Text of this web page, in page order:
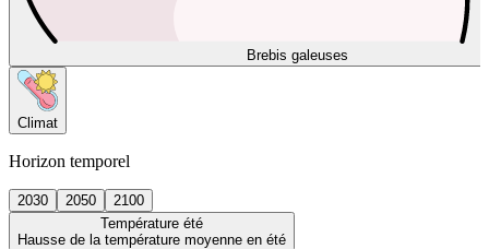
Brebis galeuses
Climat
Horizon temporel
2030 2050
2100
Température été
Hausse de la température moyenne en été